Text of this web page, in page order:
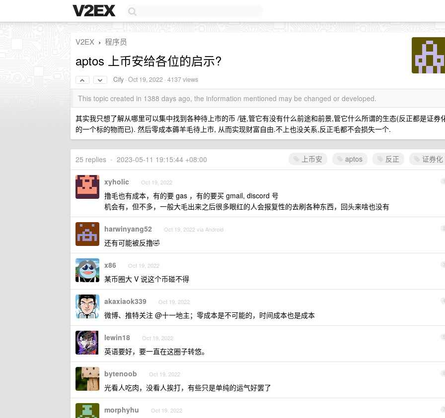
V2EX › 程序员
aptos 上币安给各位的启示?
Cify ·Oct 19, 2022 · 4137 views
This topic created in 1388 days ago, the information mentioned may be changed or developed.
其实我只想了解从哪里可以集中找到各种待上市的币 /链,管它有没有什么前途和前景,管它什么所谓的生态(反正都是证券
的一个标的物而已). 然后零成本薅羊毛待上市, 从而实现财富自由.不上也没关系,反正毛都不会损失一个.
上币安 aptos 反正 证券化
25 replies • 2023-05-11 19:15:44 +08:00
1
xyholic Oct 19, 2022
撸毛也有成本，有的要 gas ，有的要买 gmail, discord 号
机会有，但不多，一般大毛出来之后很多眼红的人会报复性的去刷各种东西，回头来啥也没有
2
harwinyang52 Oct 19, 2022 via Android
还有可能被反撸🤣
3
x86 Oct 19, 2022
某币圈大 V 说这个币碰不得
4
akaxiaok339 Oct 19, 2022
微博、推特关注 @十一地主；零成本是不可能的，时间成本也是成本
5
lewin18 Oct 19, 2022
英语要好，要一直在这圈子转悠。
6
bytenoob Oct 19, 2022
光看人吃肉，没看人挨打，有些只是单纯的运气好罢了
7
morphyhu Oct 19, 2022